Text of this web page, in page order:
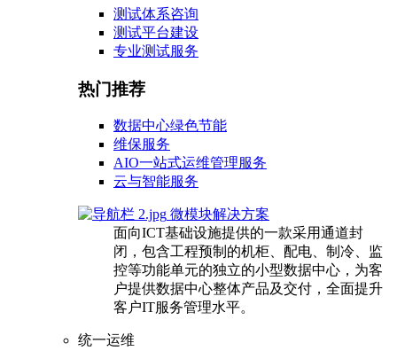
测试体系咨询
测试平台建设
专业测试服务
热门推荐
数据中心绿色节能
维保服务
AIO一站式运维管理服务
云与智能服务
微模块解决方案
面向ICT基础设施提供的一款采用通道封
闭，包含工程预制的机柜、配电、制冷、监
控等功能单元的独立的小型数据中心，为客
户提供数据中心整体产品及交付，全面提升
客户IT服务管理水平。
统一运维